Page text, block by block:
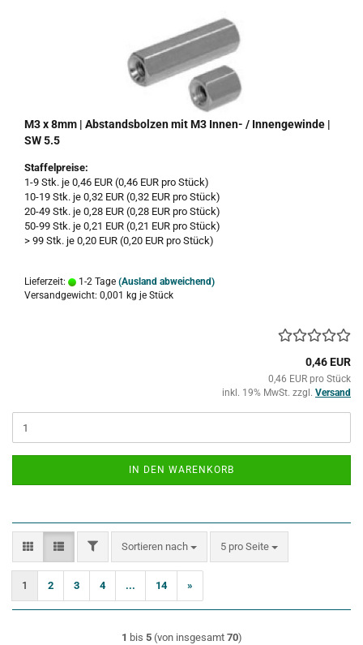
M3 x 8mm | Abstandsbolzen mit M3 Innen- / Innengewinde |
SW 5.5
Staffelpreise:
1-9 Stk. je 0,46 EUR (0,46 EUR pro Stück)
10-19 Stk. je 0,32 EUR (0,32 EUR pro Stück)
20-49 Stk. je 0,28 EUR (0,28 EUR pro Stück)
50-99 Stk. je 0,21 EUR (0,21 EUR pro Stück)
> 99 Stk. je 0,20 EUR (0,20 EUR pro Stück)
Lieferzeit: 1-2 Tage (Ausland abweichend)
Versandgewicht: 0,001 kg je Stück
0,46 EUR
0,46 EUR pro Stück
inkl. 19% MwSt. zzgl. Versand
IN DEN WARENKORB
FILTERSortieren nach
Sortieren nach 5 pro Seite
pro Seite
1 2 3 4 ... 14 »
1 bis 5(von insgesamt 70)